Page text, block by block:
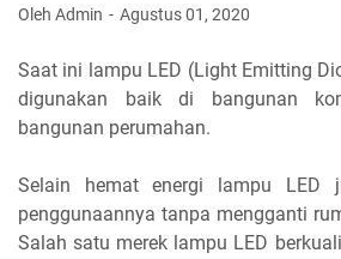
Oleh Admin Agustus 01, 2020
Saat ini lampu LED (Light Emitting
digunakan baik di bangunan
bangunan perumahan.
Selain hemat energi lampu LED
penggunaannya tanpa mengganti
Salah satu merek lampu LED